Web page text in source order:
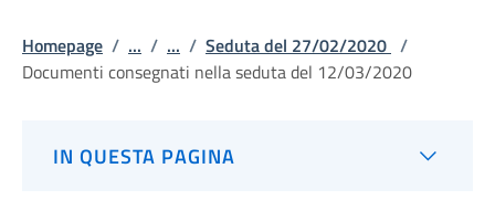
Homepage / ... / ... / Seduta del 27/02/2020 /
Documenti consegnati nella seduta del 12/03/2020
IN QUESTA PAGINA